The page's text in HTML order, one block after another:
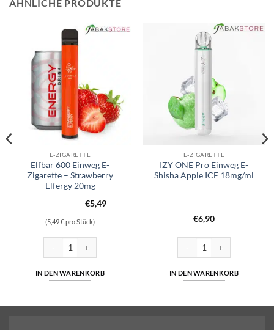
ÄHNLICHE PRODUKTE
E-ZIGARETTE
Elfbar 600 Einweg E-
Zigarette – Strawberry
Elfergy 20mg
€5,49
(5,49 € pro Stück)
Elfbar 600 Einweg E-Zigarette - Strawberry Elfergy 20mg Menge
IN DEN WARENKORB
E-ZIGARETTE
IZY ONE Pro Einweg E-
Shisha Apple ICE 18mg/ml
€6,90
IZY ONE Pro Einweg E-
IN DEN WARENKORB
Pineapple ICE 18mg/ml Menge